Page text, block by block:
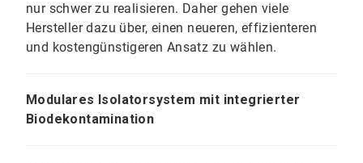
nur schwer zu realisieren. Daher gehen viele
Hersteller dazu über, einen neueren, effizienteren
und kostengünstigeren Ansatz zu wählen.
Modulares Isolatorsystem mit integrierter
Biodekontamination​​​​​​​